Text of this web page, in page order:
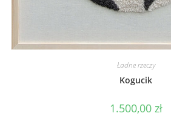
Ładne rzeczy
Kogucik
1.500,00 zł